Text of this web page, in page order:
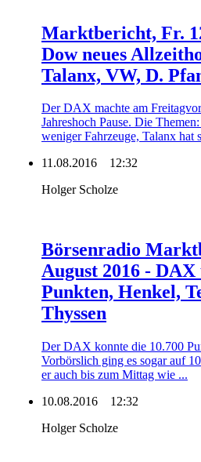
Marktbericht, Fr.
Dow neues
Talanx, VW, D.
Der DAX machte am
Jahreshoch Pause. Die
weniger Fahrzeuge, Talanx hat
11.08.2016
12:32
Holger Scholze
Börsenradio
August 2016 - DAX
Punkten, Henkel,
Thyssen
Der DAX konnte die 10.700
Vorbörslich ging es sogar auf
er auch bis zum Mittag wie ...
10.08.2016
12:32
Holger Scholze